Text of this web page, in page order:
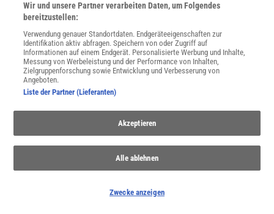
JETZT ANMELDEN!
Sie können unsere Newsletter jederzeit wieder abbestellen. Infos zu unserem Umgang
mit Ihren personenbezogenen Daten finden Sie in unsererDatenschutzerklärung
SERVICES
Im Handel kaufen
Verträge kündigen
Wir und unsere Partner verarbeiten Daten, um Folgendes
bereitzustellen:
Verwendung genauer Standortdaten. Endgeräteeigenschaften zur
Identifikation aktiv abfragen. Speichern von oder Zugriff auf
Informationen auf einem Endgerät. Personalisierte Werbung und Inhalte,
Messung von Werbeleistung und der Performance von Inhalten,
Zielgruppenforschung sowie Entwicklung und Verbesserung von
Angeboten.
Liste der Partner (Lieferanten)
Akzeptieren
Alle ablehnen
Zwecke anzeigen